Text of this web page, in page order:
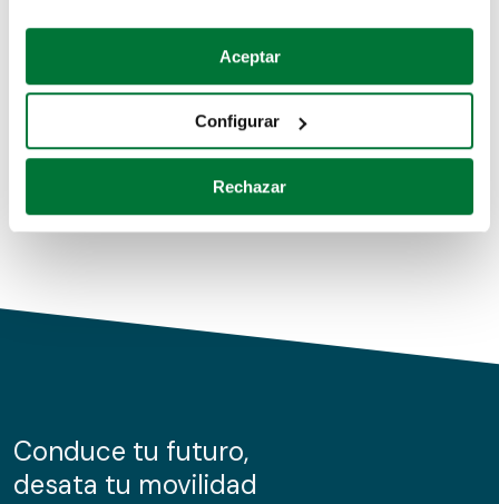
Si lo permite, también quisiéramos:
Recopilar información sobre su ubicación geográfica
Identificar su dispositivo analizándolo activamente
para buscar características específicas (huellas
Obtenga más información sobre cómo se procesan sus
de cookies.
información sobre el uso que haga del sitio web con
nuestros partners de redes sociales, publicidad y análisis
Aceptar
Configurar
Rechazar
Coches de segunda mano
Coches de km0
Conduce tu futuro,
desata tu movilidad